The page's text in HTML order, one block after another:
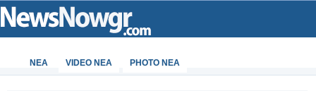
ΝΕΑ VIDEO NEA PHOTO NEA